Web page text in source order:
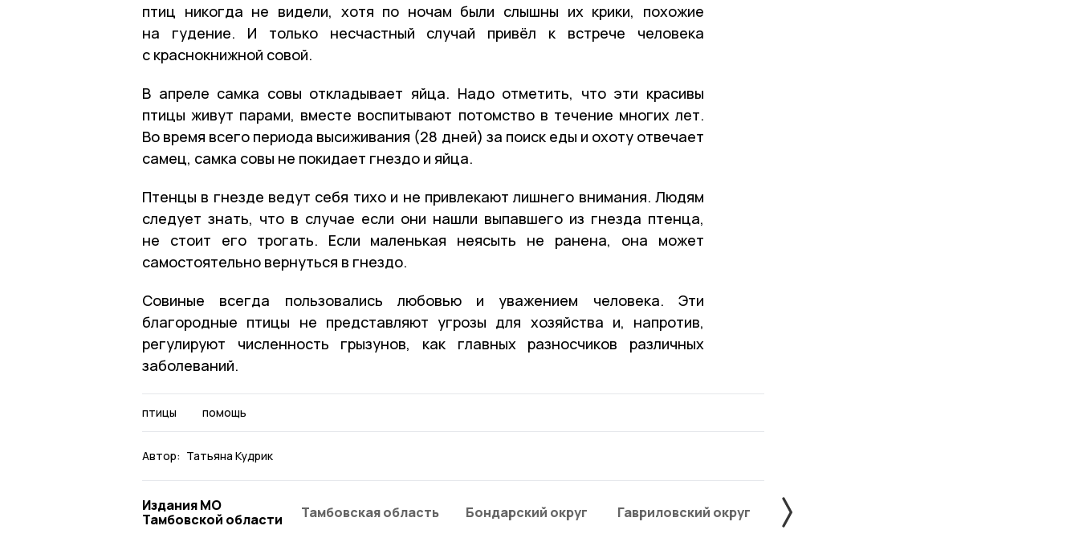
птиц никогда не видели, хотя по ночам были слышны их крики, похожие
на гудение. И только несчастный случай привёл к встрече человека
с краснокнижной совой.
В апреле самка совы откладывает яйца. Надо отметить, что эти красивы
птицы живут парами, вместе воспитывают потомство в течение многих лет.
Во время всего периода высиживания (28 дней) за поиск еды и охоту отвечает
самец, самка совы не покидает гнездо и яйца.
Птенцы в гнезде ведут себя тихо и не привлекают лишнего внимания. Людям
следует знать, что в случае если они нашли выпавшего из гнезда птенца,
не стоит его трогать. Если маленькая неясыть не ранена, она может
самостоятельно вернуться в гнездо.
Совиные всегда пользовались любовью и уважением человека. Эти
благородные птицы не представляют угрозы для хозяйства и, напротив,
регулируют численность грызунов, как главных разносчиков различных
заболеваний.
птицы помощь
Автор: Татьяна Кудрик
Издания МО
Тамбовской области
Тамбовская область Бондарский округ Гавриловский округ Жердевский округ